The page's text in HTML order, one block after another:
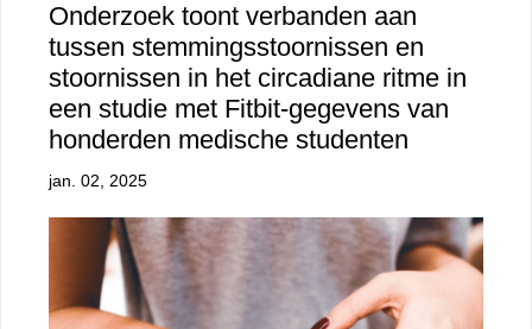
Onderzoek toont verbanden aan
tussen stemmingsstoornissen en
stoornissen in het circadiane ritme in
een studie met Fitbit-gegevens van
honderden medische studenten
jan. 02, 2025